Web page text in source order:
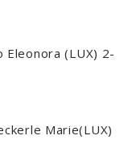
Eleonora (LUX) 2-
Marie(LUX)